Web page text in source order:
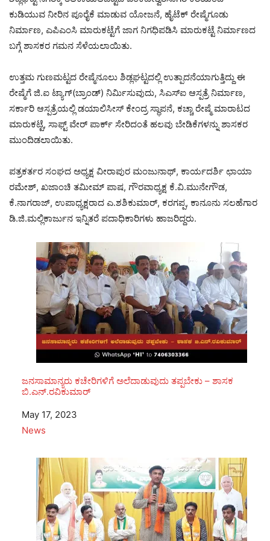
ಕುಡಿಯುವ ನೀರಿನ ಪೂರೈಕೆ ಮಾಡುವ ಯೋಜನೆ, ಹೈಟೆಕ್ ರೇಷ್ಮೆಗೂಡು
ನಿರ್ಮಾಣ, ಎಪಿಎಂಸಿ ಮಾರುಕಟ್ಟೆಗೆ ಜಾಗ ನಿಗಧಿಪಡಿಸಿ ಮಾರುಕಟ್ಟೆ ನಿರ್ಮಾಣದ
ಬಗ್ಗೆ ಶಾಸಕರ ಗಮನ ಸೆಳೆಯಲಾಯಿತು.
ಉತ್ತಮ ಗುಣಮಟ್ಟದ ರೇಷ್ಮೆನೂಲು ಶಿಡ್ಲಘಟ್ಟದಲ್ಲಿ ಉತ್ಪಾದನೆಯಾಗುತ್ತಿದ್ದು ಈ
ರೇಷ್ಮೆಗೆ ಜಿ.ಐ ಟ್ಯಾಗ್(ಬ್ರಾಂಡ್) ನಿರ್ಮಿಸುವುದು, ಸಿಎಸ್‌ಐ ಆಸ್ಪತ್ರೆ ನಿರ್ಮಾಣ,
ಸರ್ಕಾರಿ ಆಸ್ಪತ್ರೆಯಲ್ಲಿ ಡಯಾಲಿಸೀಸ್ ಕೇಂದ್ರ ಸ್ಥಾಪನೆ, ಕಚ್ಚಾ ರೇಷ್ಮೆ ಮಾರಾಟದ
ಮಾರುಕಟ್ಟೆ, ಸಾಫ್ಟ್ ವೇರ್ ಪಾರ್ಕ್ ಸೇರಿದಂತೆ ಹಲವು ಬೇಡಿಕೆಗಳನ್ನು ಶಾಸಕರ
ಮುಂದಿಡಲಾಯಿತು.
ಪತ್ರಕರ್ತರ ಸಂಘದ ಅಧ್ಯಕ್ಷ ವೀರಾಪುರ ಮಂಜುನಾಥ್, ಕಾರ್ಯದರ್ಶಿ ಛಾಯಾ
ರಮೇಶ್, ಖಜಾಂಚಿ ತಮೀಮ್ ಪಾಷ, ಗೌರವಾಧ್ಯಕ್ಷ ಕೆ.ವಿ.ಮುನೇಗೌಡ,
ಕೆ.ನಾಗರಾಜ್, ಉಪಾಧ್ಯಕ್ಷರಾದ ಎ.ಶಶಿಕುಮಾರ್, ಕರಗಪ್ಪ, ಕಾನೂನು ಸಲಹೆಗಾರ
ಡಿ.ಜಿ.ಮಲ್ಲಿಕಾರ್ಜುನ ಇನ್ನಿತರೆ ಪದಾಧಿಕಾರಿಗಳು ಹಾಜರಿದ್ದರು.
ಜನಸಾಮಾನ್ಯರು ಕಚೇರಿಗಳಿಗೆ ಅಲೆದಾಡುವುದು ತಪ್ಪಬೇಕು – ಶಾಸಕ
ಬಿ.ಎನ್.ರವಿಕುಮಾರ್
Date
May 17, 2023
In relation to
News